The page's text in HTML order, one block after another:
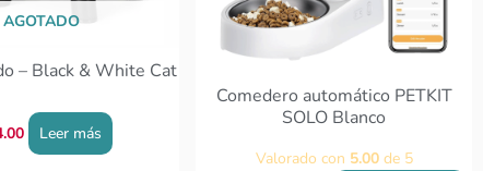
AGOTADO
– Black & White Cat
Leer más
Comedero automático PETKIT
SOLO Blanco
Valorado con 5.00de 5